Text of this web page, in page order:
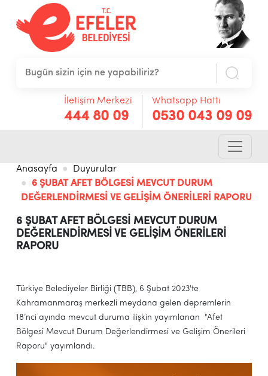
İletişim Merkezi
444 80 09
Whatsapp Hattı
0530 043 09 09
Anasayfa
Duyurular
6 ŞUBAT AFET BÖLGESİ MEVCUT DURUM
DEĞERLENDİRMESİ VE GELİŞİM ÖNERİLERİ RAPORU
6 ŞUBAT AFET BÖLGESİ MEVCUT DURUM
DEĞERLENDİRMESİ VE GELİŞİM ÖNERİLERİ
RAPORU
Türkiye Belediyeler Birliği (TBB), 6 Şubat 2023'te
Kahramanmaraş merkezli meydana gelen depremlerin
18’nci ayında mevcut duruma ilişkin yayımlanan "Afet
Bölgesi Mevcut Durum Değerlendirmesi ve Gelişim Önerileri
Raporu" yayımlandı.